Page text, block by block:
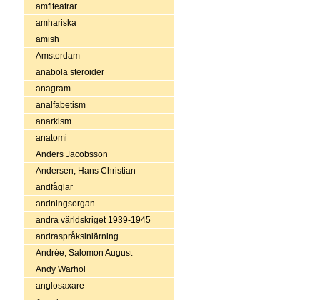
amfiteatrar
amhariska
amish
Amsterdam
anabola steroider
anagram
analfabetism
anarkism
anatomi
Anders Jacobsson
Andersen, Hans Christian
andfåglar
andningsorgan
andra världskriget 1939-1945
andraspråksinlärning
Andrée, Salomon August
Andy Warhol
anglosaxare